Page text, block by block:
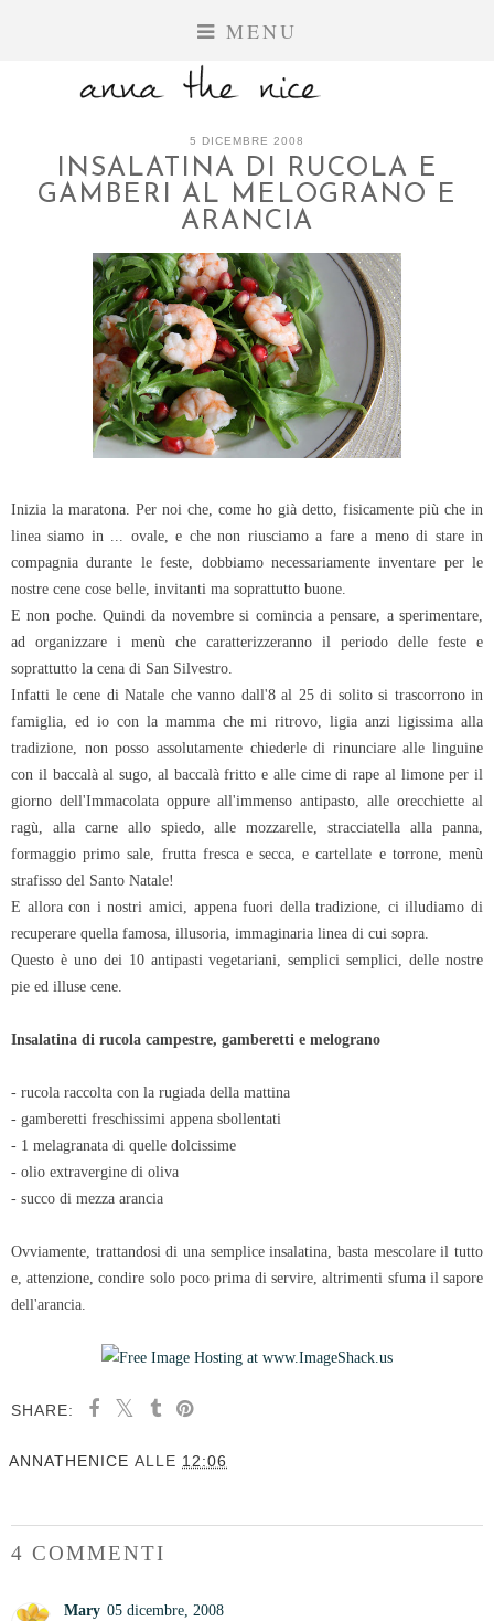
MENU
5 DICEMBRE 2008
INSALATINA DI RUCOLA E
GAMBERI AL MELOGRANO E
ARANCIA
Inizia la maratona. Per noi che, come ho già detto, fisicamente più che in
linea siamo in ... ovale, e che non riusciamo a fare a meno di stare in
compagnia durante le feste, dobbiamo necessariamente inventare per le
nostre cene cose belle, invitanti ma soprattutto buone.
E non poche. Quindi da novembre si comincia a pensare, a sperimentare,
ad organizzare i menù che caratterizzeranno il periodo delle feste e
soprattutto la cena di San Silvestro.
Infatti le cene di Natale che vanno dall'8 al 25 di solito si trascorrono in
famiglia, ed io con la mamma che mi ritrovo, ligia anzi ligissima alla
tradizione, non posso assolutamente chiederle di rinunciare alle linguine
con il baccalà al sugo, al baccalà fritto e alle cime di rape al limone per il
giorno dell'Immacolata oppure all'immenso antipasto, alle orecchiette al
ragù, alla carne allo spiedo, alle mozzarelle, stracciatella alla panna,
formaggio primo sale, frutta fresca e secca, e cartellate e torrone, menù
strafisso del Santo Natale!
E allora con i nostri amici, appena fuori della tradizione, ci illudiamo di
recuperare quella famosa, illusoria, immaginaria linea di cui sopra.
Questo è uno dei 10 antipasti vegetariani, semplici semplici, delle nostre
pie ed illuse cene.
Insalatina di rucola campestre, gamberetti e melograno
- rucola raccolta con la rugiada della mattina
- gamberetti freschissimi appena sbollentati
- 1 melagranata di quelle dolcissime
- olio extravergine di oliva
- succo di mezza arancia
Ovviamente, trattandosi di una semplice insalatina, basta mescolare il tutto
e, attenzione, condire solo poco prima di servire, altrimenti sfuma il sapore
dell'arancia.
SHARE:
ANNATHENICE ALLE 12:06
4 COMMENTI
Mary 05 dicembre, 2008